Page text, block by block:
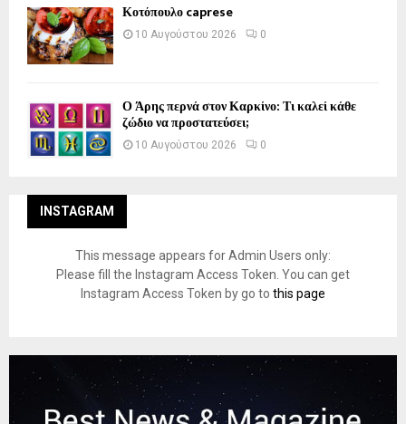
Κοτόπουλο caprese
10 Αυγούστου 2026 0
Ο Άρης περνά στον Καρκίνο: Τι καλεί κάθε
ζώδιο να προστατεύσει;
10 Αυγούστου 2026 0
INSTAGRAM
This message appears for Admin Users only:
Please fill the Instagram Access Token. You can get
Instagram Access Token by go to this page